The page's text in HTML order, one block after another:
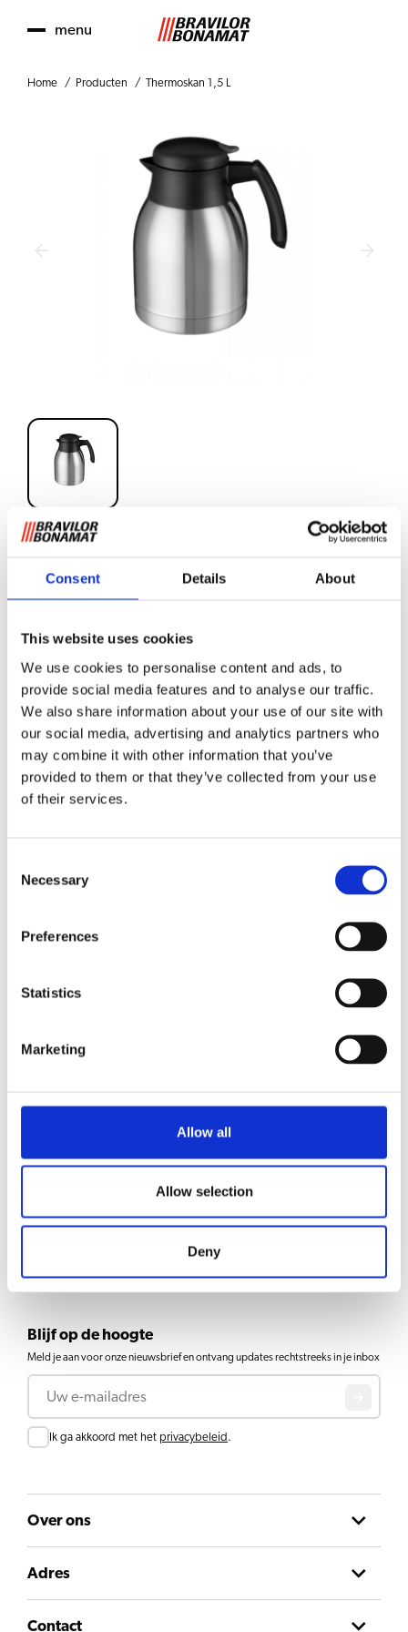
Consent Details About
This website uses cookies
We use cookies to personalise content and ads, to
provide social media features and to analyse our traffic.
We also share information about your use of our site with
our social media, advertising and analytics partners who
may combine it with other information that you’ve
provided to them or that they’ve collected from your use
of their services.
Selection
Necessary
Preferences
Statistics
Marketing
Allow all
Allow selection
Deny
menu
Home Producten Thermoskan 1,5 L
Thermoskan 1,5 L
staal en beschikbaar in verschillende uitvoeringen en
kunststof van 0,9 tot 2 liter. De thermoskan is met vele
koffiemachines te gebruiken, zoals de Bolero Turbo serieof
de FreshBrew koffiemachines.De 1, 1,5 en 2 L
uitvoeringen zijn ook verkrijgbaar met eenbrew-through
deksel. Deze thermoskan is niet geschikt voor
warmhoudplaten.
Bekijk product
Blijf op de hoogte
Meld je aan voor onze nieuwsbrief en ontvang updates rechtstreeks in je inbox
E-mail
Toestemming
Ik ga akkoord met het privacybeleid .
Over ons
Adres
Contact